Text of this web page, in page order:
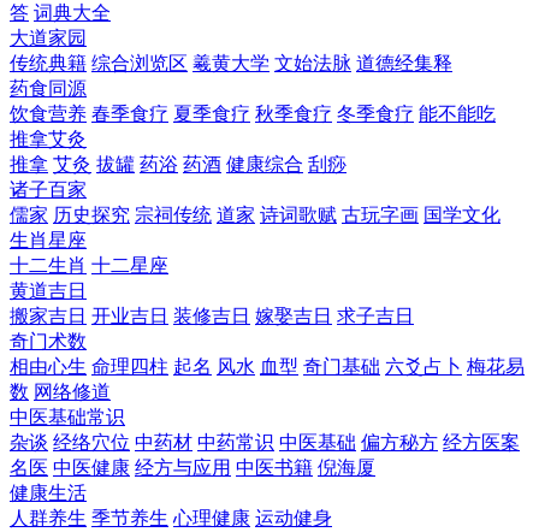
答 词典大全
大道家园
传统典籍 综合浏览区 羲黄大学 文始法脉 道德经集释
药食同源
饮食营养 春季食疗 夏季食疗 秋季食疗 冬季食疗 能不能吃
推拿艾灸
推拿 艾灸 拔罐 药浴 药酒 健康综合 刮痧
诸子百家
儒家 历史探究 宗祠传统 道家 诗词歌赋 古玩字画 国学文化
生肖星座
十二生肖 十二星座
黄道吉日
搬家吉日 开业吉日 装修吉日 嫁娶吉日 求子吉日
奇门术数
相由心生 命理四柱 起名 风水 血型 奇门基础 六爻占卜 梅花易
数 网络修道
中医基础常识
杂谈 经络穴位 中药材 中药常识 中医基础 偏方秘方 经方医案
名医 中医健康 经方与应用 中医书籍 倪海厦
健康生活
人群养生 季节养生 心理健康 运动健身